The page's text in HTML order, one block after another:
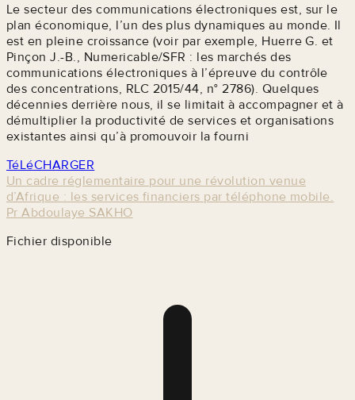
Le secteur des communications électroniques est, sur le
plan économique, l’un des plus dynamiques au monde. Il
est en pleine croissance (voir par exemple, Huerre G. et
Pinçon J.-B., Numericable/SFR : les marchés des
communications électroniques à l’épreuve du contrôle
des concentrations, RLC 2015/44, n° 2786). Quelques
décennies derrière nous, il se limitait à accompagner et à
démultiplier la productivité de services et organisations
existantes ainsi qu’à promouvoir la fourni
TéLéCHARGER
Un cadre réglementaire pour une révolution venue
d’Afrique : les services financiers par téléphone mobile.
Pr Abdoulaye SAKHO
Fichier disponible